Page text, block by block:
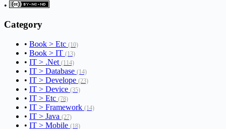
•
Category
• Book > Etc (10)
• Book > IT (13)
• IT > .Net (114)
• IT > Database (14)
• IT > Develope (23)
• IT > Device (35)
• IT > Etc (78)
• IT > Framework (14)
• IT > Java (27)
• IT > Mobile (18)